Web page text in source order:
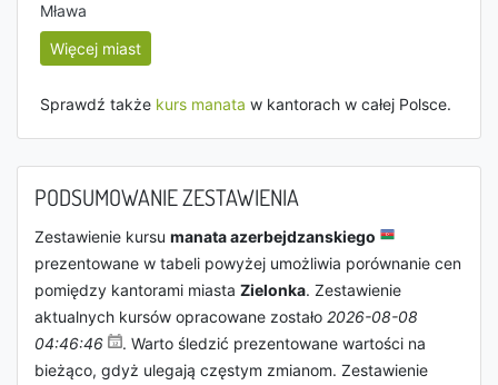
Mława
Więcej miast
Sprawdź także kurs manata w kantorach w całej Polsce.
PODSUMOWANIE ZESTAWIENIA
Zestawienie kursu manata azerbejdzanskiego
prezentowane w tabeli powyżej umożliwia porównanie cen
pomiędzy kantorami miasta Zielonka. Zestawienie
aktualnych kursów opracowane zostało 2026-08-08
04:46:46
. Warto śledzić prezentowane wartości na
bieżąco, gdyż ulegają częstym zmianom. Zestawienie